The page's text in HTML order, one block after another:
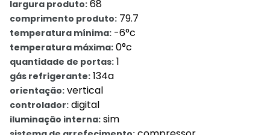
largura produto: 68
comprimento produto: 79.7
temperatura mínima: -6°c
temperatura máxima: 0°c
quantidade de portas: 1
gás refrigerante: 134a
orientação: vertical
controlador: digital
iluminação interna: sim